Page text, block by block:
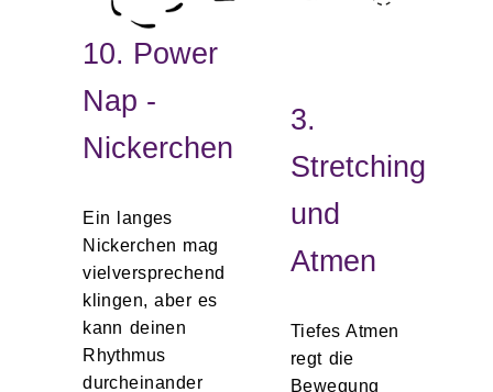
3.
Stretching
und
Atmen
Tiefes Atmen
regt die
Bewegung
10. Power
Nap -
Nickerchen
Ein langes
Nickerchen mag
vielversprechend
klingen, aber es
kann deinen
Rhythmus
durcheinander